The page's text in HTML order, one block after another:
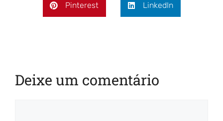
Pinterest LinkedIn
Deixe um comentário